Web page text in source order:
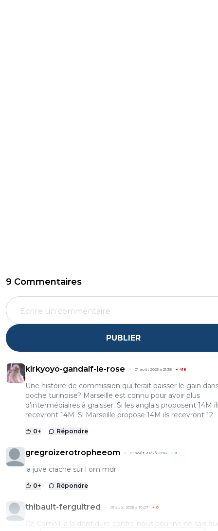
9 Commentaires
PUBLIER
kirkyoyo-gandalf-le-rose 01 août 2025 à 21:38 + 418
Une histoire de commission qui ferait baisser le gain
poche turinoise? Marseille est connu pour avoir plus
d’intermédiaires à graisser. Si les anglais proposent 14M
recevront 14M. Si Marseille propose 14M ils recevront 12
0+ Répondre
gregroizerotropheeom 01 août 2025 à 10:16 + 0
la juve crache sur l om mdr
0+ Répondre
thibault-ferguitred 01 août 2025 à 10:07 + 0
Ce Comolli a la dent dure contre nous pour ne ne sais